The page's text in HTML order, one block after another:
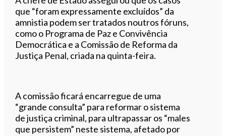
que “foram expressamente excluídos” da
amnistia podem ser tratados noutros fóruns,
como o Programa de Paz e Convivência
Democrática e a Comissão de Reforma da
Justiça Penal, criada na quinta-feira.
A comissão ficará encarregue de uma
“grande consulta” para reformar o sistema
de justiça criminal, para ultrapassar os “males
que persistem” neste sistema, afetado por